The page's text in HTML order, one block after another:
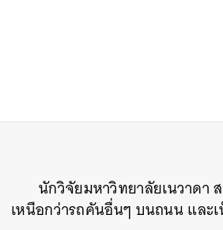
นักวิจัยมหาวิทยาลัยเนวาดา
เหนือกว่ารถคันอื่นๆ บนถนน และ